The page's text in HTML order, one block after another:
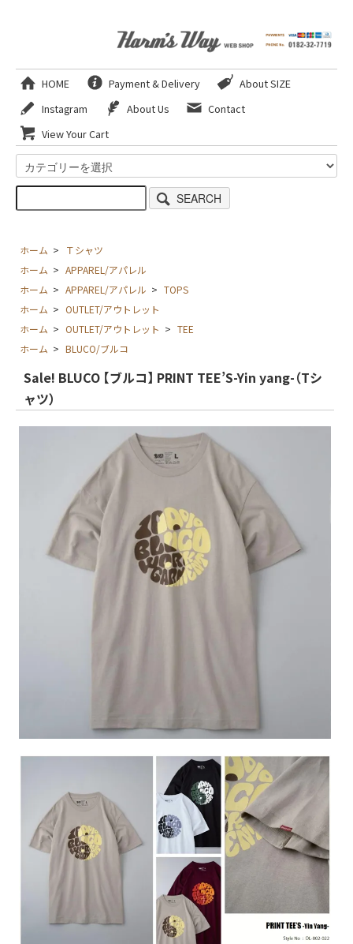
HOME Payment & Delivery
About SIZE
Instagram
About Us
Contact
View Your Cart
SEARCH
ホーム >
Ｔシャツ
ホーム > APPAREL/アパレル
ホーム > APPAREL/アパレル > TOPS
ホーム > OUTLET/アウトレット
ホーム > OUTLET/アウトレット > TEE
ホーム > BLUCO/ブルコ
Sale! BLUCO 【ブルコ】 PRINT TEE’S-Yin yang-（Tシ
ャツ）